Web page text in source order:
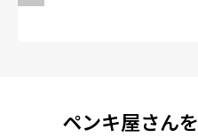
ペンキ屋さん